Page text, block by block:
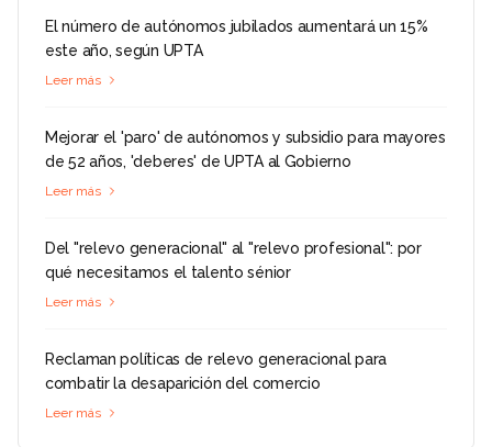
El número de autónomos jubilados aumentará un 15%
este año, según UPTA
Leer más
Mejorar el 'paro' de autónomos y subsidio para mayores
de 52 años, 'deberes' de UPTA al Gobierno
Leer más
Del "relevo generacional" al "relevo profesional": por
qué necesitamos el talento sénior
Leer más
Reclaman políticas de relevo generacional para
combatir la desaparición del comercio
Leer más